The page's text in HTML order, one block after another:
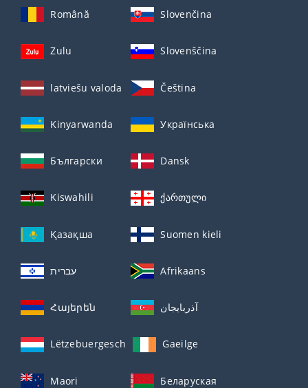
Română Slovenčina
Zulu Slovenščina
latviešu valoda Čeština
Kinyarwanda Українська
Български Dansk
Kiswahili ქართული
Қазақша Suomen kieli
עברית Afrikaans
Հայերեն آذربايجان
Lëtzebuergesch Gaeilge
Maori Беларуская